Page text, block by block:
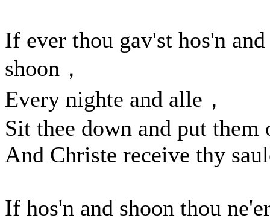
If ever thou gav'st hos'n and
shoon，
Every nighte and alle，
Sit thee down and put them
And Christe receive thy
If hos'n and shoon thou